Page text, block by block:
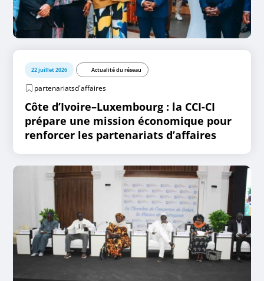
22 juillet 2026 Actualité du réseau
partenariatsd'affaires
Côte d’Ivoire–Luxembourg : la CCI-CI
prépare une mission économique pour
renforcer les partenariats d’affaires